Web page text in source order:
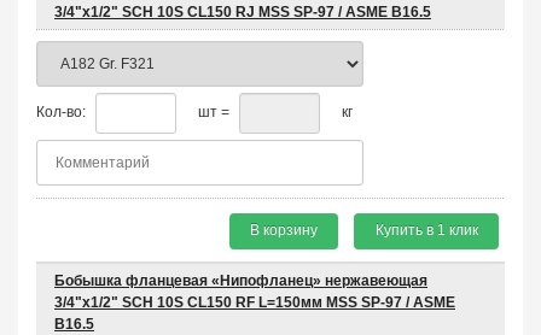
3/4"х1/2" SCH 10S CL150 RJ MSS SP-97 / ASME B16.5
Кол-во: шт = кг
В корзину Купить в 1 клик
Бобышка фланцевая «Нипофланец» нержавеющая
3/4"х1/2" SCH 10S CL150 RF L=150мм MSS SP-97 / ASME
B16.5